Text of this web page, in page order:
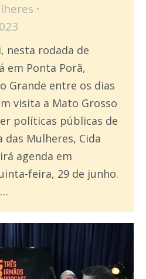
nesta rodada de
em Ponta Porã,
Grande entre os dias
visita a Mato Grosso
políticas públicas de
Mulheres, Cida
agenda em
feira, 29 de junho.